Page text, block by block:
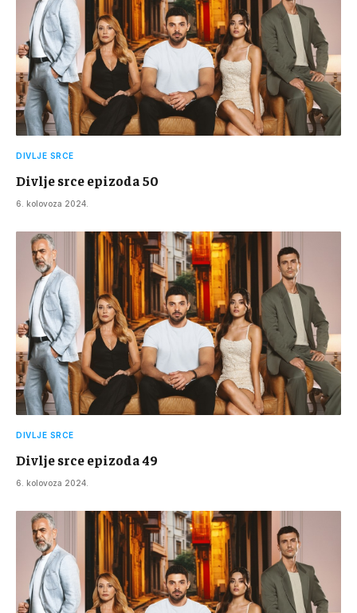
DIVLJE SRCE
Divlje srce epizoda 50
6. kolovoza 2024.
DIVLJE SRCE
Divlje srce epizoda 49
6. kolovoza 2024.